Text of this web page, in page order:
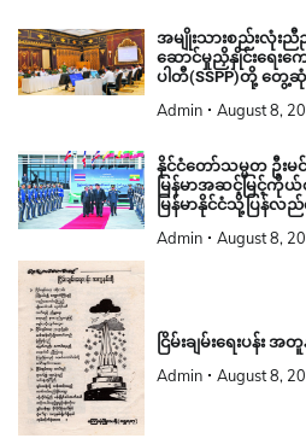
အမျိုးသားစည်းလုံးညီညွ
ဆောင်မှုညှိနှိုင်းရေးက
ပါတီ(SSPP)တို့ တွေ့ဆုံ
Admin August 8,
နိုင်ငံတော်သမ္မတ ဦး
မြန်မာအဆင့်မြင့်ကို
မြန်မာနိုင်ငံသို့ပြန်လ
Admin August 8,
ငြိမ်းချမ်းရေးပန်း အ
Admin August 8,